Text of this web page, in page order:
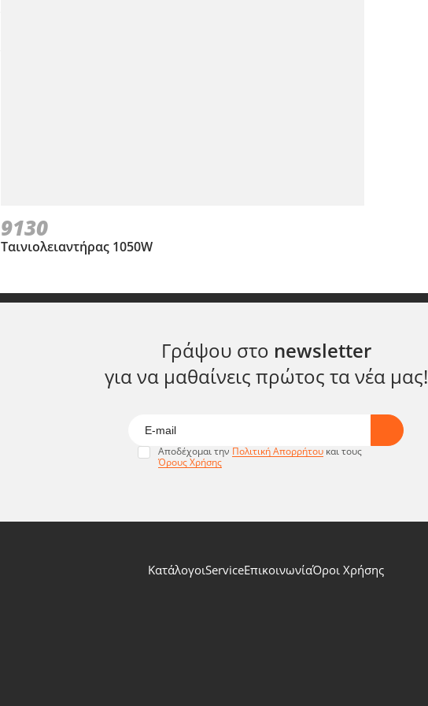
9130
Ταινιολειαντήρας 1050W
Γράψου στο newsletter
για να μαθαίνεις πρώτος τα νέα μας!
Αποδέχομαι την Πολιτική Απορρήτου και τους
Όρους Χρήσης
ΚατάλογοιServiceΕπικοινωνίαΌροι Χρήσης